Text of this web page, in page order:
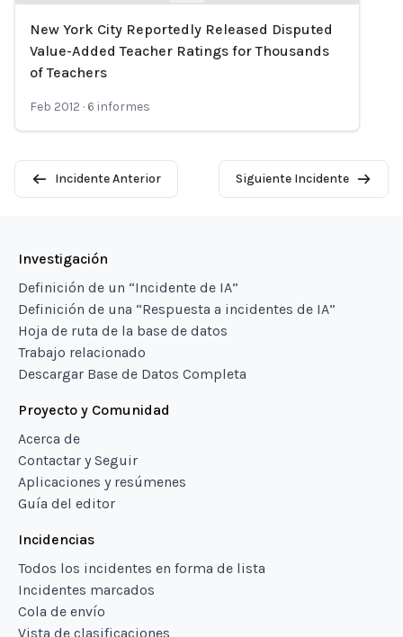
Loading...
New York City Reportedly Released Disputed
Value-Added Teacher Ratings for Thousands
of Teachers
Feb 2012 · 6 informes
Incidente Anterior Siguiente Incidente
Investigación
Definición de un “Incidente de IA”
Definición de una “Respuesta a incidentes de IA”
Hoja de ruta de la base de datos
Trabajo relacionado
Descargar Base de Datos Completa
Proyecto y Comunidad
Acerca de
Contactar y Seguir
Aplicaciones y resúmenes
Guía del editor
Incidencias
Todos los incidentes en forma de lista
Incidentes marcados
Cola de envío
Vista de clasificaciones